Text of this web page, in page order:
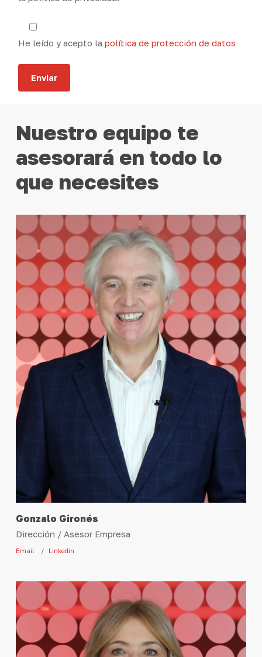
He leído y acepto lapolítica de protección de datos
Nuestro equipo te
asesorará en todo lo
que necesites
Gonzalo Gironés
Dirección / Asesor Empresa
Email Linkedin